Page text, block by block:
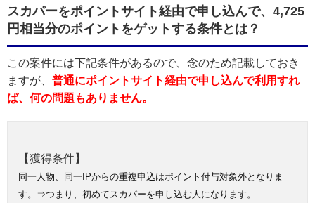
スカパーをポイントサイト経由で申し込んで、4,725
円相当分のポイントをゲットする条件とは？
この案件には下記条件があるので、念のため記載しておき
ますが、 普通にポイントサイト経由で申し込んで利用すれ
ば、何の問題もありません。
【獲得条件】
同一人物、同一IPからの重複申込はポイント付与対象外となりま
す。⇒つまり、初めてスカパーを申し込む人になります。